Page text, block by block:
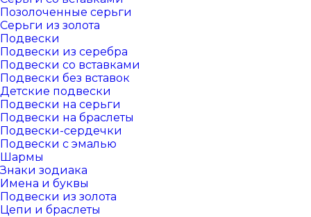
Позолоченные серьги
Серьги из золота
Подвески
Подвески из серебра
Подвески со вставками
Подвески без вставок
Детские подвески
Подвески на серьги
Подвески на браслеты
Подвески-сердечки
Подвески с эмалью
Шармы
Знаки зодиака
Имена и буквы
Подвески из золота
Цепи и браслеты